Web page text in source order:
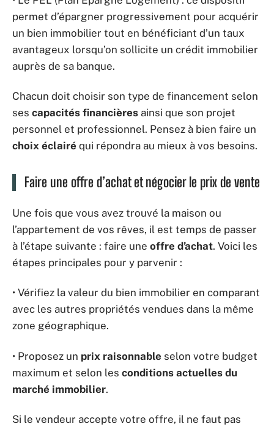
permet d’épargner progressivement pour acquérir
un bien immobilier tout en bénéficiant d’un taux
avantageux lorsqu’on sollicite un crédit immobilier
auprès de sa banque.
Chacun doit choisir son type de financement selon
ses capacités financières ainsi que son projet
personnel et professionnel. Pensez à bien faire un
choix éclairé qui répondra au mieux à vos besoins.
Faire une offre d’achat et négocier le prix de vente
Une fois que vous avez trouvé la maison ou
l’appartement de vos rêves, il est temps de passer
à l’étape suivante : faire une offre d’achat. Voici les
étapes principales pour y parvenir :
• Vérifiez la valeur du bien immobilier en comparant
avec les autres propriétés vendues dans la même
zone géographique.
• Proposez un prix raisonnable selon votre budget
maximum et selon les conditions actuelles du
marché immobilier.
Si le vendeur accepte votre offre, il ne faut pas